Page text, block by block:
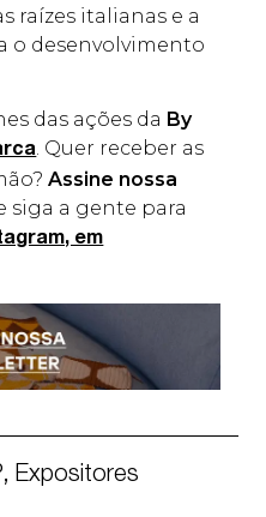
raízes italianas e a
o desenvolvimento
das ações da By
. Quer receber as
Assine nossa
siga a gente para
em
, Expositores